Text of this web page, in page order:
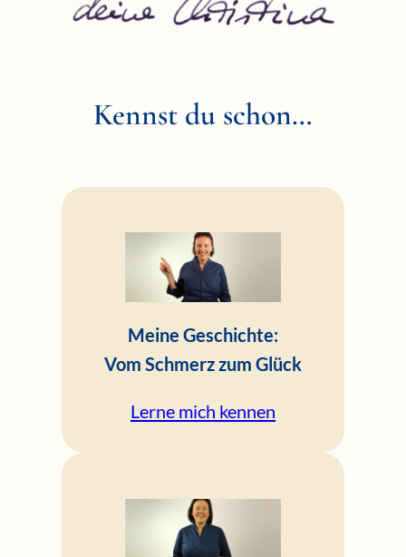
Kennst du schon…
Meine Geschichte:
Vom Schmerz zum Glück
Lerne mich kennen